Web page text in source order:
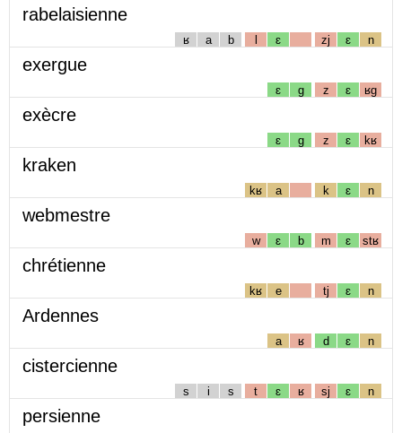
rabelaisienne
ʁ a b l ɛ zj ɛ n
exergue
ɛ g z ɛ ʁg
exècre
ɛ g z ɛ kʁ
kraken
kʁ a k ɛ n
webmestre
w ɛ b m ɛ stʁ
chrétienne
kʁ e tj ɛ n
Ardennes
a ʁ d ɛ n
cistercienne
s i s t ɛ ʁ sj ɛ n
persienne